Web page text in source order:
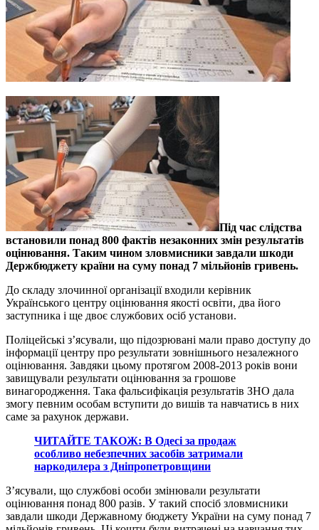
Під час слідства
встановили понад 800 фактів незаконних змін результатів
оцінювання. Таким чином зловмисники завдали шкоди
Держбюджету країни на суму понад 7 мільйонів гривень.
До складу злочинної організації входили керівник
Українського центру оцінювання якості освіти, два його
заступника і ще двоє службових осіб установи.
Поліцейські з’ясували, що підозрювані мали право доступу до
інформації центру про результати зовнішнього незалежного
оцінювання. Завдяки цьому протягом 2008-2013 років вони
завищували результати оцінювання за грошове
винагородження. Така фальсифікація результатів ЗНО дала
змогу певним особам вступити до вишів та навчатись в них
саме за рахунок держави.
ЧИТАЙТЕ ТАКОЖ: В Одесі за продаж
особливо небезпечних засобів затримали
наркодилера з Дніпропетровщини
З’ясували, що службові особи змінювали результати
оцінювання понад 800 разів. У такий спосіб зловмисники
завдали шкоди Державному бюджету України на суму понад 7